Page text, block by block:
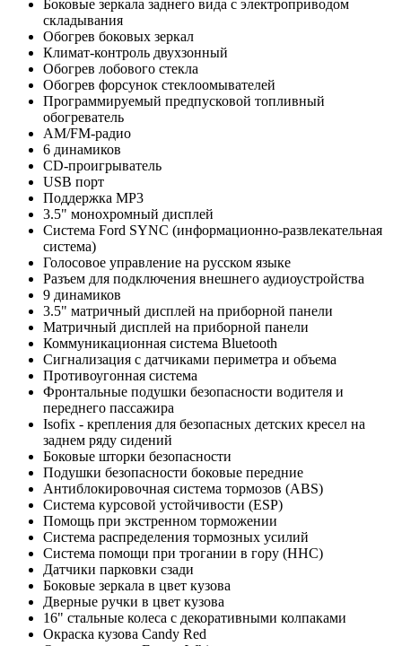
Боковые зеркала заднего вида с электроприводом
складывания
Обогрев боковых зеркал
Климат-контроль двухзонный
Обогрев лобового стекла
Обогрев форсунок стеклоомывателей
Программируемый предпусковой топливный
обогреватель
AM/FM-радио
6 динамиков
CD-проигрыватель
USB порт
Поддержка MP3
3.5" монохромный дисплей
Система Ford SYNC (информационно-развлекательная
система)
Голосовое управление на русском языке
Разъем для подключения внешнего аудиоустройства
9 динамиков
3.5" матричный дисплей на приборной панели
Матричный дисплей на приборной панели
Коммуникационная система Bluetooth
Сигнализация с датчиками периметра и объема
Противоугонная система
Фронтальные подушки безопасности водителя и
переднего пассажира
Isofix - крепления для безопасных детских кресел на
заднем ряду сидений
Боковые шторки безопасности
Подушки безопасности боковые передние
Антиблокировочная система тормозов (ABS)
Система курсовой устойчивости (ESP)
Помощь при экстренном торможении
Система распределения тормозных усилий
Система помощи при трогании в гору (HHC)
Датчики парковки сзади
Боковые зеркала в цвет кузова
Дверные ручки в цвет кузова
16" стальные колеса с декоративными колпаками
Окраска кузова Candy Red